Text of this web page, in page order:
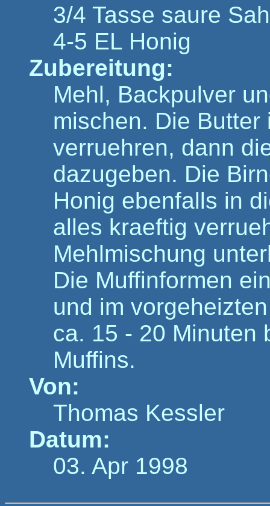
3/4 Tasse saure
4-5 EL Honig
Zubereitung:
Mehl, Backpulver
mischen. Die
verruehren, dann
dazugeben. Die
Honig ebenfalls in
alles kraeftig
Mehlmischung
Die Muffinformen
und im
ca. 15 - 20 Minuten
Muffins.
Von:
Thomas Kessler
Datum:
03. Apr 1998